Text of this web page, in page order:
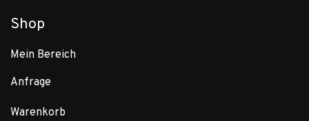
Shop
Mein Bereich
Anfrage
Warenkorb